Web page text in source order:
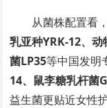
从菌株配置看
乳亚种YRK-12、
菌LP35等中国发明
14、鼠李糖乳杆菌
益生菌更贴近女性